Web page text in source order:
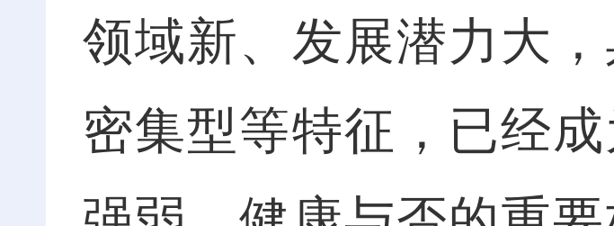
领域新、发展潜力大
密集型等特征，已经